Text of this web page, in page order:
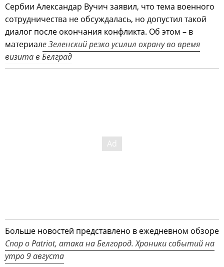
Сербии Александар Вучич заявил, что тема военного
сотрудничества не обсуждалась, но допустил такой
диалог после окончания конфликта. Об этом – в
материале Зеленский резко усилил охрану во время
визита в Белград
Больше новостей представлено в ежедневном обзоре
Спор о Patriot, атака на Белгород. Хроники событий на
утро 9 августа